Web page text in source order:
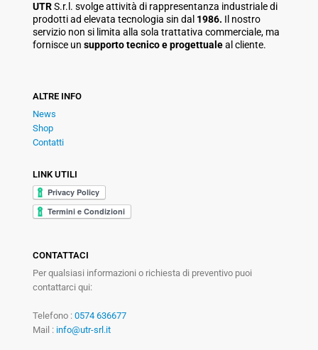
UTRS.r.l. svolge attività di rappresentanza industriale di
prodotti ad elevata tecnologia sin dal 1986. Il nostro
servizio non si limita alla sola trattativa commerciale, ma
fornisce un supporto tecnico e progettualeal cliente.
ALTRE INFO
News
Shop
Contatti
LINK UTILI
CONTATTACI
Per qualsiasi informazioni o richiesta di preventivo puoi
contattarci qui:
Telefono : 0574 636677
Mail : info@utr-srl.it